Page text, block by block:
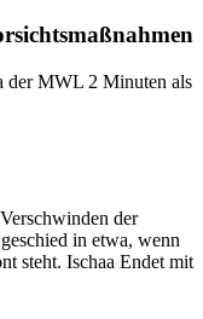
der MWL 2 Minuten als
der
in etwa, wenn
steht. Ischaa Endet mit